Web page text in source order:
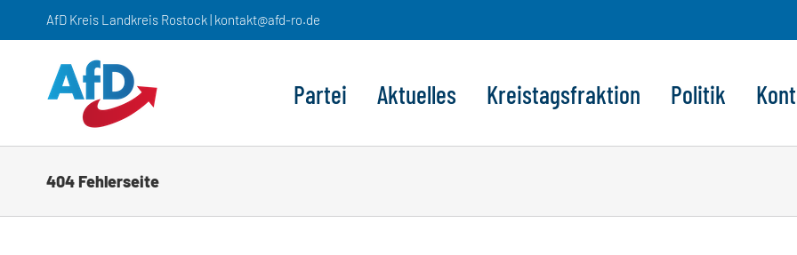
AfD Kreis Landkreis Rostock | kontakt@afd-ro.de
Partei Aktuelles Kreistagsfraktion Politik
404 Fehlerseite